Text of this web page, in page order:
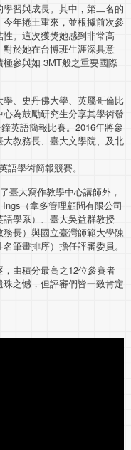
習與成長。其中，第二名的
年捲土重來，並根據前次參
。這次獲獎她感到非常高
於她在台博班生涯深具意
參與如 3MT般之重要國際
、史丹佛大學、英屬哥倫比
為鼓勵研究生分享其學術發
英語簡報比賽。2016年將參
教務長、臺大文學院、及北
學術簡報競賽。
臺大寫作教學中心講師外，
（拿多管理顧問有限公司
學系）、臺大吳益群教授
務長）與國立臺灣師範大學陳
筆畫排序）擔任評審委員。
由積分最高之12位參賽者
之憾，但評審們皆一致肯定